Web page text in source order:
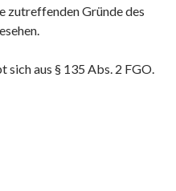
zutreffenden Gründe des
aus § 135 Abs. 2 FGO.